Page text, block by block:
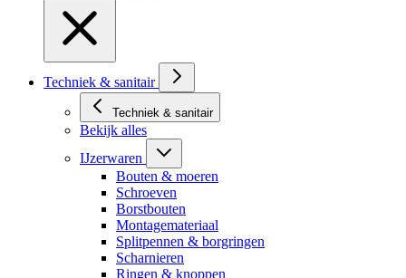
Techniek & sanitair
Techniek & sanitair
Bekijk alles
IJzerwaren
Bouten & moeren
Schroeven
Borstbouten
Montagemateriaal
Splitpennen & borgringen
Scharnieren
Ringen & knoppen